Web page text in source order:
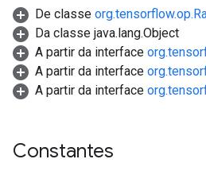
De classe
Da classe java.lang.Object
A partir da interface
A partir da interface
A partir da interface
Constantes